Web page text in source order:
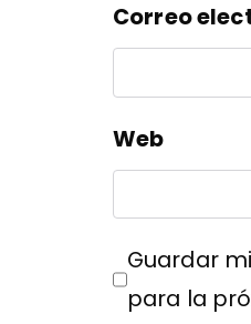
Correo
Web
Guardar
para la